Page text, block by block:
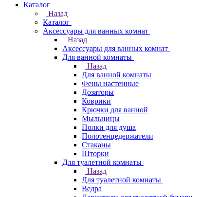
Каталог
Назад
Каталог
Аксессуары для ванных комнат
Назад
Аксессуары для ванных комнат
Для ванной комнаты
Назад
Для ванной комнаты
Фены настенные
Дозаторы
Коврики
Крючки для ванной
Мыльницы
Полки для душа
Полотенцедержатели
Стаканы
Шторки
Для туалетной комнаты
Назад
Для туалетной комнаты
Ведра